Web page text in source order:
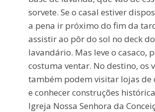
sorvete. Se o casal estiver
a pena ir próximo do fim da
assistir ao pôr do sol no deck do
lavandário. Mas leve o casaco,
costuma ventar. No destino, os
também podem visitar lojas de
e conhecer construções
Igreja Nossa Senhora da